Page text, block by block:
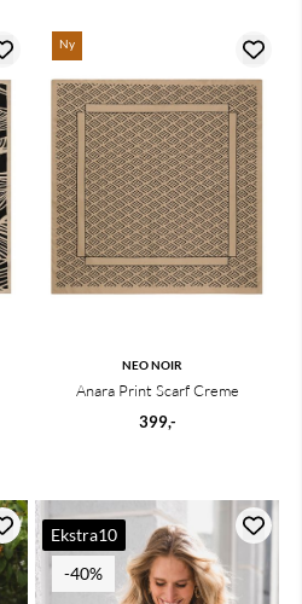
Ny
NEO NOIR
Anara Print Scarf Creme
399,-
Ekstra10
-40%